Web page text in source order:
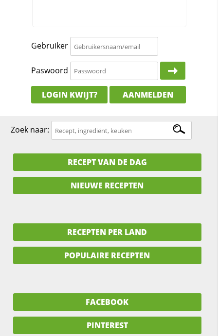
Gebruiker
Paswoord
LOGIN KWIJT? AANMELDEN
Zoek naar:
RECEPT VAN DE DAG
NIEUWE RECEPTEN
RECEPTEN PER LAND
POPULAIRE RECEPTEN
FACEBOOK
PINTEREST